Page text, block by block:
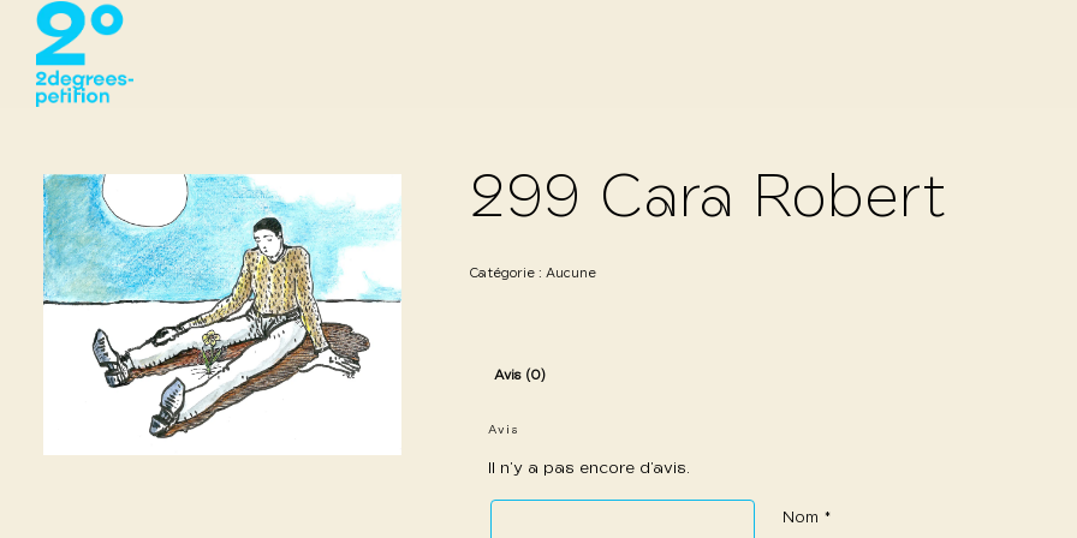
299 Cara Robert
Catégorie : Aucune
Avis (0)
Avis
Il n’y a pas encore d’avis.
Nom *